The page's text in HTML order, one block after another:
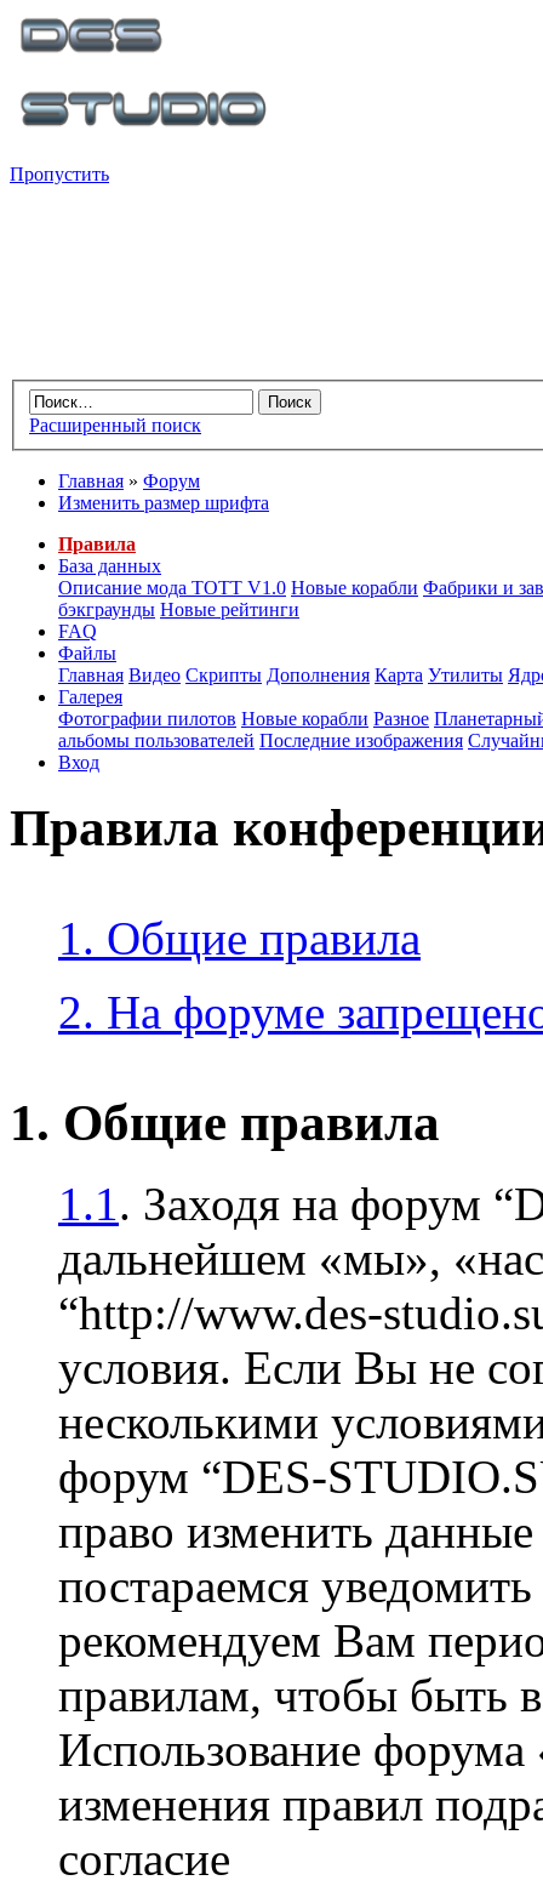
Пропустить
Расширенный поиск
Главная » Форум
Изменить размер шрифта
Правила
База данных
Описание мода ТОТТ V1.0 Новые корабли Фабрики и
бэкграунды Новые рейтинги
FAQ
Файлы
Главная Видео Скрипты Дополнения Карта Утилиты
Галерея
Фотографии пилотов Новые корабли Разное
альбомы пользователей Последние изображения
Вход
Правила
1. Общие правила
2. На форуме
1. Общие правила
1.1. Заходя на форум
дальнейшем «мы»,
“http://www.des-
условия. Если Вы не
несколькими
форум “DES-
право изменить
постараемся
рекомендуем Вам
правилам, чтобы быть
Использование
изменения правил
согласие